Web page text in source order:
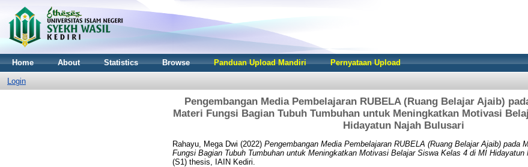
Home About Statistics Browse Panduan Upload Mandiri Pernyataan Upload
Login
Pengembangan Media Pembelajaran RUBELA (Ruang Belajar Ajaib)
Materi Fungsi Bagian Tubuh Tumbuhan untuk Meningkatkan Motivasi
Hidayatun Najah Bulusari
Rahayu, Mega Dwi (2022) Pengembangan Media Pembelajaran RUBELA (Ruang Belajar Ajaib) pada
Fungsi Bagian Tubuh Tumbuhan untuk Meningkatkan Motivasi Belajar Siswa Kelas 4 di MI Hidayatun
(S1) thesis, IAIN Kediri.